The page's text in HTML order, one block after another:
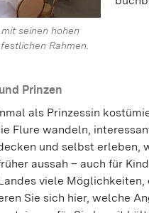
seinen hohen
Rahmen.
Prinzen
als Prinzessin
Flure wandeln,
und selbst erleben,
aussah – auch für
viele
Sie sich hier, welche